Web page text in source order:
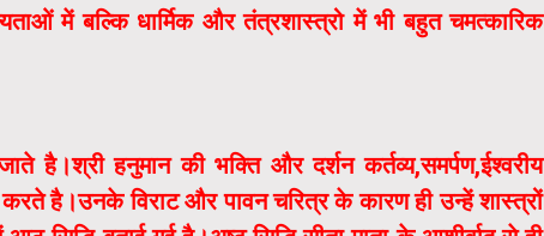
में बल्कि धार्मिक और तंत्रशास्त्रो में भी बहुत चमत्कारिक
है।श्री हनुमान की भक्ति और दर्शन कर्तव्य,समर्पण,ईश्वरीय
है।उनके विराट और पावन चरित्र के कारण ही उन्हें शास्त्रों